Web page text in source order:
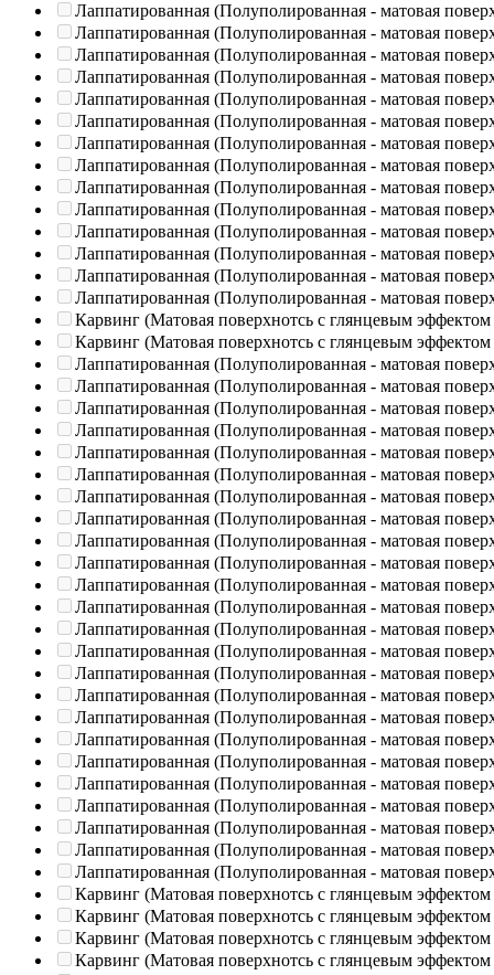
Лаппатированная (Полуполированная - матовая
Лаппатированная (Полуполированная - матовая
Лаппатированная (Полуполированная - матовая
Лаппатированная (Полуполированная - матовая
Лаппатированная (Полуполированная - матовая
Лаппатированная (Полуполированная - матовая
Лаппатированная (Полуполированная - матовая
Лаппатированная (Полуполированная - матовая
Лаппатированная (Полуполированная - матовая
Лаппатированная (Полуполированная - матовая
Лаппатированная (Полуполированная - матовая
Лаппатированная (Полуполированная - матовая
Лаппатированная (Полуполированная - матовая
Лаппатированная (Полуполированная - матовая
Карвинг (Матовая поверхнотсь с глянцевым эффектом
Карвинг (Матовая поверхнотсь с глянцевым эффектом
Лаппатированная (Полуполированная - матовая
Лаппатированная (Полуполированная - матовая
Лаппатированная (Полуполированная - матовая
Лаппатированная (Полуполированная - матовая
Лаппатированная (Полуполированная - матовая
Лаппатированная (Полуполированная - матовая
Лаппатированная (Полуполированная - матовая
Лаппатированная (Полуполированная - матовая
Лаппатированная (Полуполированная - матовая
Лаппатированная (Полуполированная - матовая
Лаппатированная (Полуполированная - матовая
Лаппатированная (Полуполированная - матовая
Лаппатированная (Полуполированная - матовая
Лаппатированная (Полуполированная - матовая
Лаппатированная (Полуполированная - матовая
Лаппатированная (Полуполированная - матовая
Лаппатированная (Полуполированная - матовая
Лаппатированная (Полуполированная - матовая
Лаппатированная (Полуполированная - матовая
Лаппатированная (Полуполированная - матовая
Лаппатированная (Полуполированная - матовая
Лаппатированная (Полуполированная - матовая
Лаппатированная (Полуполированная - матовая
Лаппатированная (Полуполированная - матовая
Карвинг (Матовая поверхнотсь с глянцевым эффектом
Карвинг (Матовая поверхнотсь с глянцевым эффектом
Карвинг (Матовая поверхнотсь с глянцевым эффектом
Карвинг (Матовая поверхнотсь с глянцевым эффектом